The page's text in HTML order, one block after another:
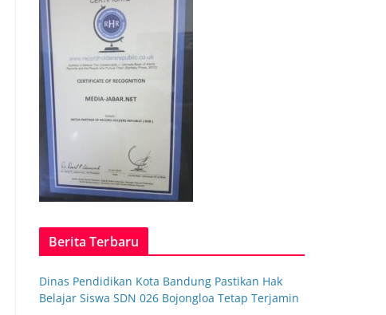
Berita Terbaru
Dinas Pendidikan Kota Bandung Pastikan Hak
Belajar Siswa SDN 026 Bojongloa Tetap Terjamin